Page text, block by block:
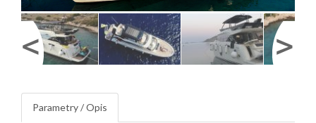
Parametry / Opis